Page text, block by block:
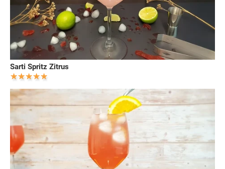
Sarti Spritz Zitrus